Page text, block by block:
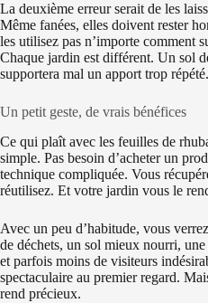
La deuxième erreur serait de les
Même fanées, elles doivent rester
les utilisez pas n’importe comment
Chaque jardin est différent. Un sol
supportera mal un apport trop répété.
Un petit geste, de vrais bénéfices
Ce qui plaît avec les feuilles de
simple. Pas besoin d’acheter un
technique compliquée. Vous
réutilisez. Et votre jardin vous le
Avec un peu d’habitude, vous
de déchets, un sol mieux nourri,
et parfois moins de visiteurs
spectaculaire au premier regard.
rend précieux.